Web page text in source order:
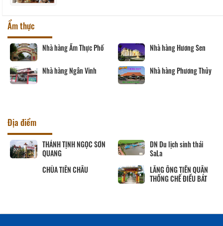
Ẩm thực
Nhà hàng Ẩm Thực Phố Nhà hàng Hương Sen
Nhà hàng Ngân Vinh Nhà hàng Phương Thủy
Địa điểm
THÁNH TỊNH NGỌC SƠN
QUANG
DN Du lịch sinh thái
SaLa
CHÙA TIÊN CHÂU
LĂNG ÔNG TIỀN QUÂN
THỐNG CHẾ ĐIỀU BÁT